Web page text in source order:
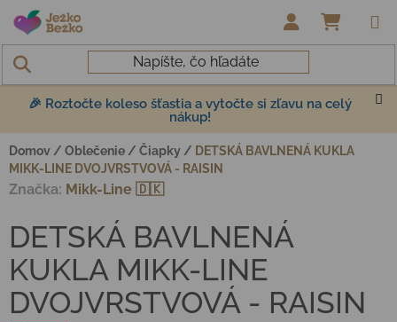
Prejsť na obsah
🎉 Roztočte koleso šťastia a vytočte si zľavu na celý
nákup!
Domov / Oblečenie / Čiapky / DETSKÁ BAVLNENÁ KUKLA
MIKK-LINE DVOJVRSTVOVÁ - RAISIN
DETSKÁ BAVLNENÁ
KUKLA MIKK-LINE
DVOJVRSTVOVÁ - RAISIN
Značka: Mikk-Line 🇩🇰